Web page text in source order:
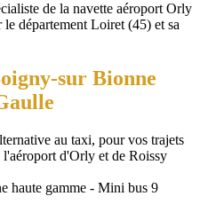
de la navette aéroport Orly
département Loiret (45) et sa
sur Bionne
au taxi, pour vos trajets
d'Orly et de Roissy
haute gamme - Mini bus 9